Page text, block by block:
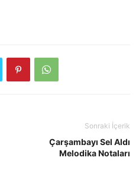
Sonraki İçerik
Çarşambayı Sel Aldı
Melodika Notaları